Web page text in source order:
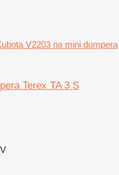
V2203 na mini dumpera
Terex TA 3 S